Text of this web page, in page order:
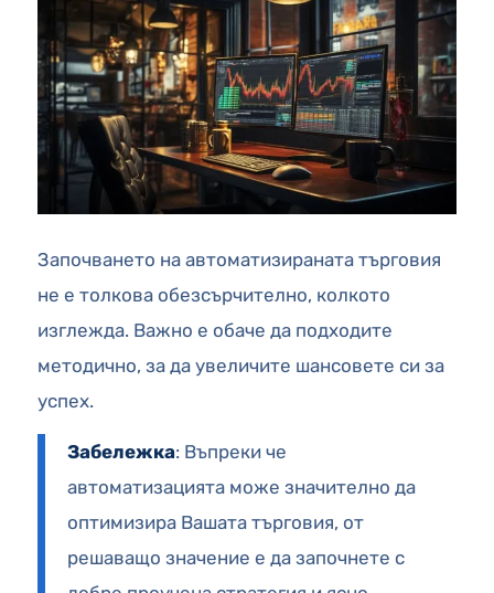
Започването на автоматизираната търговия
не е толкова обезсърчително, колкото
изглежда. Важно е обаче да подходите
методично, за да увеличите шансовете си за
успех.
Забележка: Въпреки че
автоматизацията може значително да
оптимизира Вашата търговия, от
решаващо значение е да започнете с